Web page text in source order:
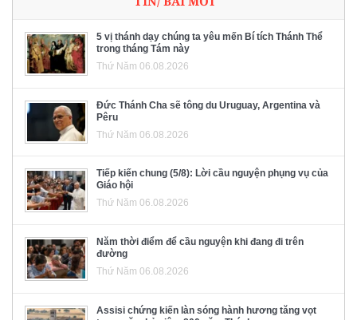
5 vị thánh dạy chúng ta yêu mến Bí tích Thánh Thể
trong tháng Tám này
Thứ Năm 06.08.2026
Đức Thánh Cha sẽ tông du Uruguay, Argentina và
Pêru
Thứ Năm 06.08.2026
Tiếp kiến chung (5/8): Lời cầu nguyện phụng vụ của
Giáo hội
Thứ Năm 06.08.2026
Năm thời điểm để cầu nguyện khi đang đi trên
đường
Thứ Năm 06.08.2026
Assisi chứng kiến làn sóng hành hương tăng vọt